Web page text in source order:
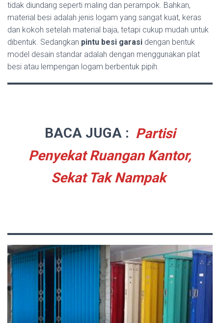
tidak diundang seperti maling dan perampok. Bahkan,
material besi adalah jenis logam yang sangat kuat, keras
dan kokoh setelah material baja, tetapi cukup mudah untuk
dibentuk. Sedangkan pintu besi garasi dengan bentuk
model desain standar adalah dengan menggunakan plat
besi atau lempengan logam berbentuk pipih.
BACA JUGA : Partisi
Penyekat Ruangan Kantor,
Sekat Tak Nampak